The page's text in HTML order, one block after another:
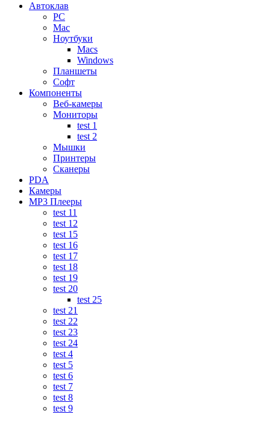
Автоклав
PC
Mac
Ноутбуки
Macs
Windows
Планшеты
Софт
Компоненты
Веб-камеры
Мониторы
test 1
test 2
Мышки
Принтеры
Сканеры
PDA
Камеры
MP3 Плееры
test 11
test 12
test 15
test 16
test 17
test 18
test 19
test 20
test 25
test 21
test 22
test 23
test 24
test 4
test 5
test 6
test 7
test 8
test 9